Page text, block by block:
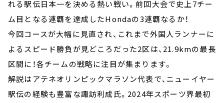
れる駅伝日本一を決める熱い戦い。前回大会で史上7チー
ム目となる連覇を達成したHondaの3連覇なるか！
今回コースが大幅に見直され、これまで外国人ランナーに
よるスピード勝負が見どころだった2区は、21.9kmの最長
区間に！各チームの戦略に注目が集まります。
解説はアテネオリンピックマラソン代表で、ニューイヤー
駅伝の経験も豊富な諏訪利成氏。2024年スポーツ界最初